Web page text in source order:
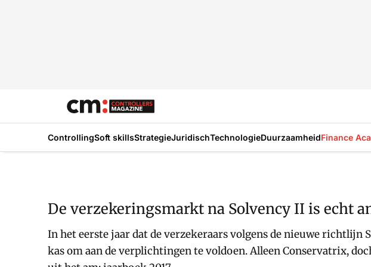
ControllingSoft skillsStrategieJuridischTechnologieDuurzaamheidFinance
De verzekeringsmarkt na Solvency II is echt
In het eerste jaar dat de verzekeraars volgens de nieuwe
kas om aan de verplichtingen te voldoen. Alleen Conservatrix,